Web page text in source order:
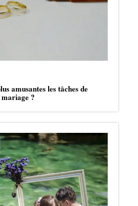
amusantes les tâches de
?